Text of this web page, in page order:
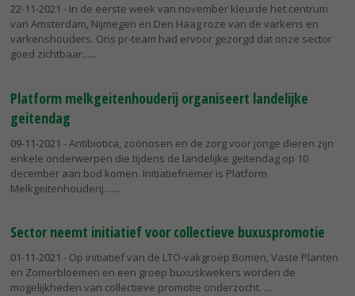
22-11-2021 - In de eerste week van november kleurde het centrum
van Amsterdam, Nijmegen en Den Haag roze van de varkens en
varkenshouders. Ons pr-team had ervoor gezorgd dat onze sector
goed zichtbaar...
Platform melkgeitenhouderij organiseert landelijke
geitendag
09-11-2021 - Antibiotica, zoönosen en de zorg voor jonge dieren zijn
enkele onderwerpen die tijdens de landelijke geitendag op 10
december aan bod komen. Initiatiefnemer is Platform
Melkgeitenhouderij....
Sector neemt initiatief voor collectieve buxuspromotie
01-11-2021 - Op initiatief van de LTO-vakgroep Bomen, Vaste Planten
en Zomerbloemen en een groep buxuskwekers worden de
mogelijkheden van collectieve promotie onderzocht.